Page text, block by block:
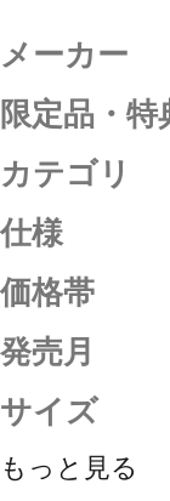
メーカー
限定品・特
カテゴリ
仕様
価格帯
発売月
サイズ
もっと見る